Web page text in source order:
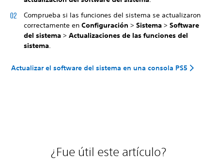
Comprueba si las funciones del sistema se actualizaron
correctamente en Configuración > Sistema > Software
del sistema > Actualizaciones de las funciones del
sistema
Actualizar el software del sistema en una consola PS5
¿Fue útil este artículo?